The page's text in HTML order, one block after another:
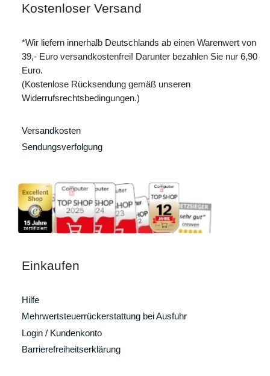
Kostenloser Versand
*Wir liefern innerhalb Deutschlands ab einen Warenwert von
39,- Euro versandkostenfrei! Darunter bezahlen Sie nur 6,90
Euro.
(Kostenlose Rücksendung gemäß unseren
Widerrufsrechtsbedingungen.)
Versandkosten
Sendungsverfolgung
Einkaufen
Hilfe
Mehrwertsteuerrückerstattung bei Ausfuhr
Login / Kundenkonto
Barrierefreiheitserklärung